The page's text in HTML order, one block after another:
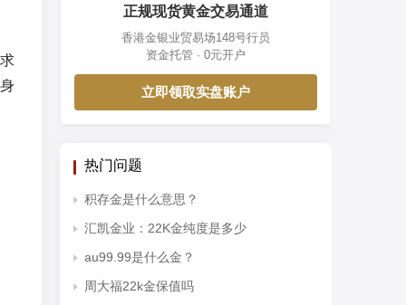
正规现货黄金交易通道
香港金银业贸易场148号行员
资金托管 · 0元开户
立即领取实盘账户
热门问题
积存金是什么意思？
汇凯金业：22K金纯度是多少
au99.99是什么金？
周大福22k金保值吗